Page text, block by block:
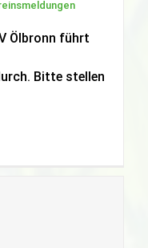
Ölbronn führt
Bitte stellen